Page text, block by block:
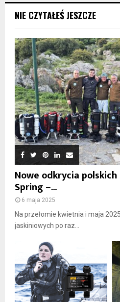
NIE CZYTAŁEŚ JESZCZE
Nowe odkrycia
Spring –...
6 maja 2025
Na przełomie kwietnia i maja
jaskiniowych po raz...